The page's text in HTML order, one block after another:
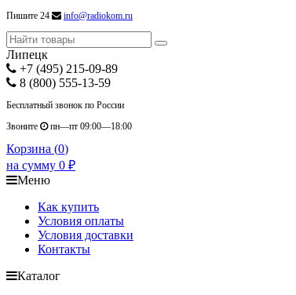
Пишите 24 info@radiokom.ru
Липецк
+7 (495) 215-09-89
8 (800) 555-13-59
Бесплатный звонок по России
Звоните
пн—пт 09:00—18:00
Корзина (0)
на сумму 0 ₽
Меню
Как купить
Условия оплаты
Условия доставки
Контакты
Каталог